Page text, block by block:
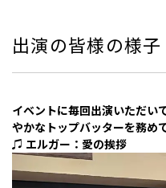
出演の皆様の様子
イベントに毎回出演いただい
やかなトップバッターを務め
♫ エルガー：愛の挨拶